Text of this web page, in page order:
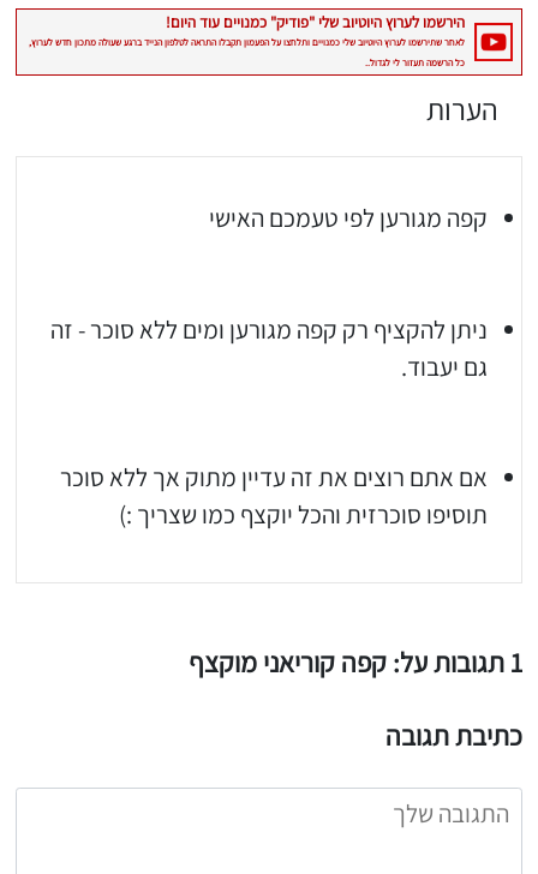
הכנתם מתכון שלי? חפשו "Shahar_Hen_Hayokra" באינסטגרם עקבו אחריי עוד היום ותעלו את המתכון שהכנתם לסטורי ואני
הערות
קפה מגורען לפי טעמכם האישי
ניתן להקציף רק קפה מגורען ומים ללא סוכר - זה
גם יעבוד.
אם אתם רוצים את זה עדיין מתוק אך ללא סוכר
תוסיפו סוכרזית והכל יוקצף כמו שצריך :)
1 תגובות על: קפה קוריאני מוקצף
כתיבת תגובה